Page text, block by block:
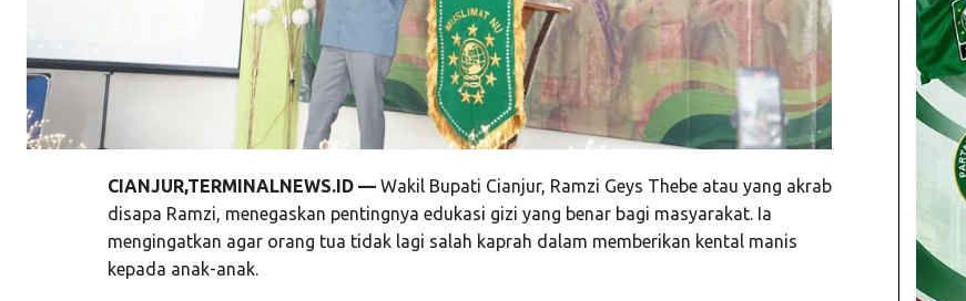
CIANJUR,TERMINALNEWS.ID —Wakil Bupati Cianjur, Ramzi Geys Thebe atau yang akrab
disapa Ramzi, menegaskan pentingnya edukasi gizi yang benar bagi masyarakat. Ia
mengingatkan agar orang tua tidak lagi salah kaprah dalam memberikan kental manis
kepada anak-anak.